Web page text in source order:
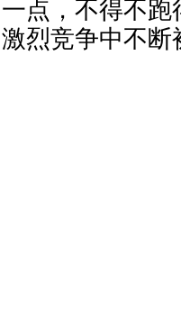
一点，不得不
激烈竞争中不断